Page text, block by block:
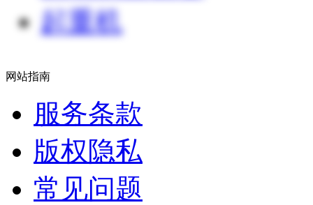
起重机
网站指南
服务条款
版权隐私
常见问题